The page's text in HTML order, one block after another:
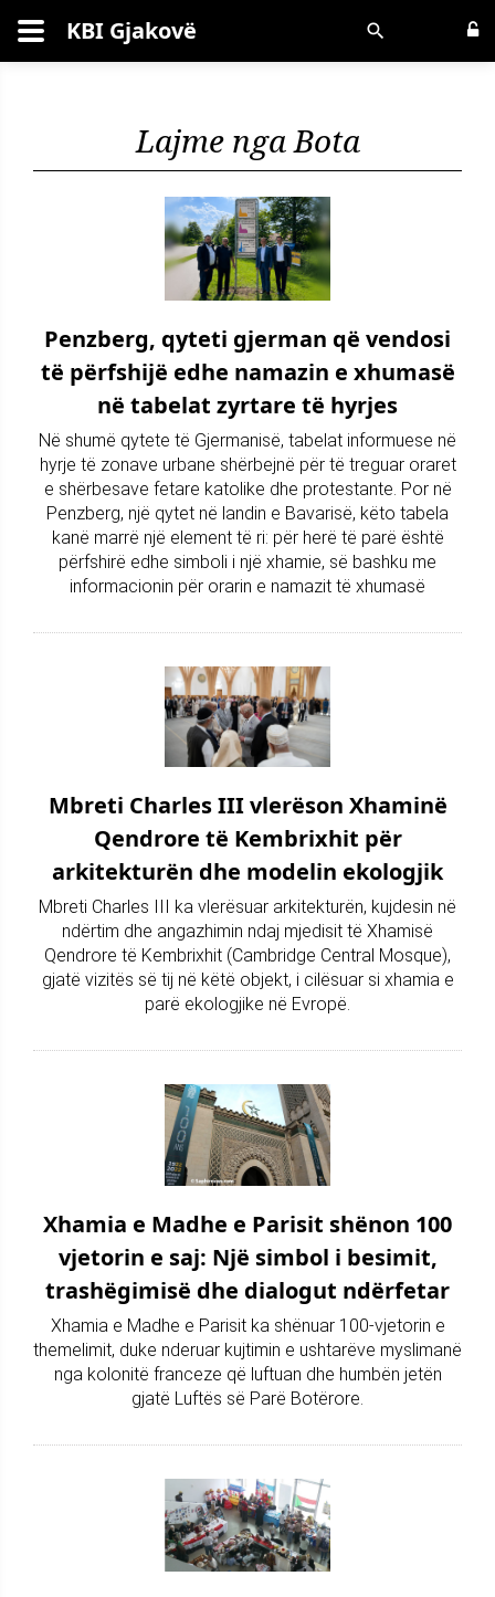
Kërko KBI Gjakovë
Lajme nga Bota
Penzberg, qyteti gjerman që vendosi
të përfshijë edhe namazin e xhumasë
në tabelat zyrtare të hyrjes
Në shumë qytete të Gjermanisë, tabelat informuese në
hyrje të zonave urbane shërbejnë për të treguar oraret
e shërbesave fetare katolike dhe protestante. Por në
Penzberg, një qytet në landin e Bavarisë, këto tabela
kanë marrë një element të ri: për herë të parë është
përfshirë edhe simboli i një xhamie, së bashku me
informacionin për orarin e namazit të xhumasë
Mbreti Charles III vlerëson Xhaminë
Qendrore të Kembrixhit për
arkitekturën dhe modelin ekologjik
Mbreti Charles III ka vlerësuar arkitekturën, kujdesin në
ndërtim dhe angazhimin ndaj mjedisit të Xhamisë
Qendrore të Kembrixhit (Cambridge Central Mosque),
gjatë vizitës së tij në këtë objekt, i cilësuar si xhamia e
parë ekologjike në Evropë.
Xhamia e Madhe e Parisit shënon 100
vjetorin e saj: Një simbol i besimit,
trashëgimisë dhe dialogut ndërfetar
Xhamia e Madhe e Parisit ka shënuar 100-vjetorin e
themelimit, duke nderuar kujtimin e ushtarëve myslimanë
nga kolonitë franceze që luftuan dhe humbën jetën
gjatë Luftës së Parë Botërore.